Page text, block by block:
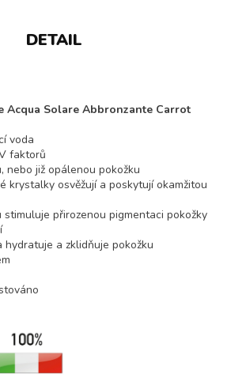
DETAIL
Acqua Solare Abbronzante Carrot
voda
faktorů
nebo již opálenou pokožku
krystalky osvěžují a poskytují okamžitou
přirozenou pigmentaci pokožky
a zklidňuje pokožku